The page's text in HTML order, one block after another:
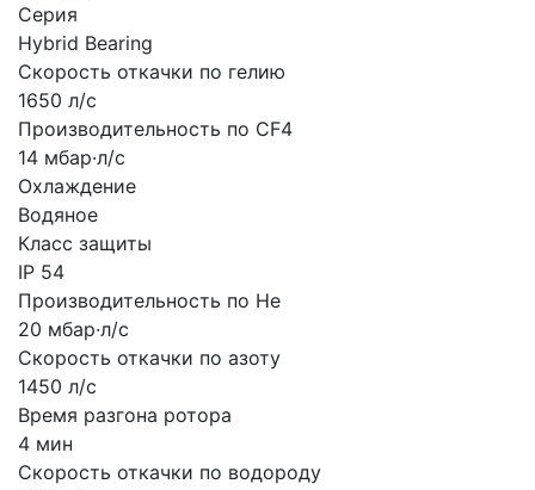
Серия
Hybrid Bearing
Скорость откачки по гелию
1650 л/с
Производительность по CF4
14 мбар·л/с
Охлаждение
Водяное
Класс защиты
IP 54
Производительность по He
20 мбар·л/с
Скорость откачки по азоту
1450 л/с
Время разгона ротора
4 мин
Скорость откачки по водороду